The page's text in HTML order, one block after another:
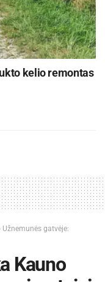
kelio remontas
gatvėje:
Kauno